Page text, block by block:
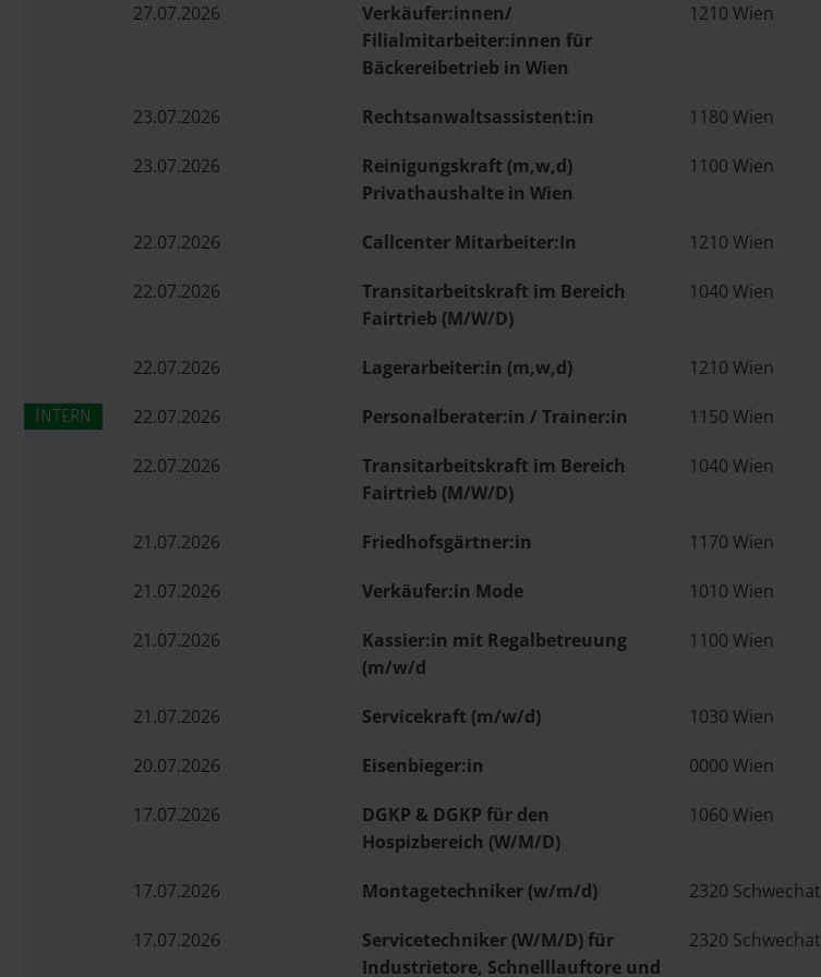
27.07.2026
Verkäufer:innen/
Filialmitarbeiter:innen für
Bäckereibetrieb in Wien
1210 Wien
23.07.2026 Rechtsanwaltsassistent:in 1180 Wien
23.07.2026
Reinigungskraft (m,w,d)
Privathaushalte in Wien
1100 Wien
22.07.2026 Callcenter Mitarbeiter:In 1210 Wien
22.07.2026
Transitarbeitskraft im Bereich
Fairtrieb (M/W/D)
1040 Wien
22.07.2026 Lagerarbeiter:in (m,w,d) 1210 Wien
22.07.2026 Personalberater:in / Trainer:in 1150 Wien
22.07.2026
Transitarbeitskraft im Bereich
Fairtrieb (M/W/D)
1040 Wien
21.07.2026 Friedhofsgärtner:in 1170 Wien
21.07.2026 Verkäufer:in Mode 1010 Wien
21.07.2026
Kassier:in mit Regalbetreuung
(m/w/d
1100 Wien
21.07.2026 Servicekraft (m/w/d) 1030 Wien
20.07.2026 Eisenbieger:in 0000 Wien
17.07.2026
DGKP & DGKP für den
Hospizbereich (W/M/D)
1060 Wien
17.07.2026 Montagetechniker (w/m/d) 2320 Schwechat
17.07.2026
Servicetechniker (W/M/D) für
Industrietore, Schnelllauftore und
2320 Schwechat